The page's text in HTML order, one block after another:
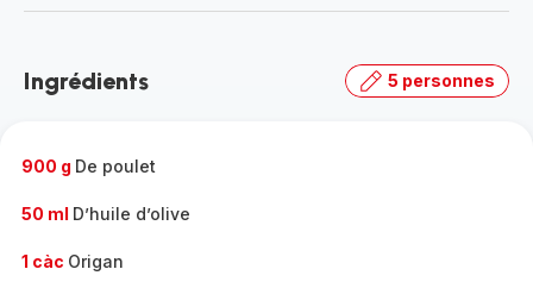
-
gamme
Ingrédients 5 personnes
900 g De poulet
50 ml D’huile d’olive
1 càc Origan